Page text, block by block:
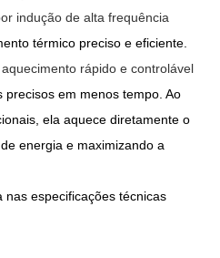
indução de alta frequência
térmico preciso e eficiente.
rápido e controlável
precisos em menos tempo. Ao
ela aquece diretamente o
energia e maximizando a
especificações técnicas